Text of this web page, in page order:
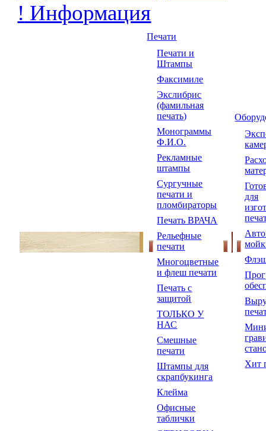
! Информация
Печати
Печати и
Штампы
Факсимиле
Экслибрис
(фамильная
печать)
Монограммы
Ф.И.О.
Рекламные
штампы
Сургучные
печати и
пломбираторы
Печать ВРАЧА
Рельефные
печати
Многоцветные
и флеш печати
Печать с
защитой
ТОЛЬКО У
НАС
Смешные
печати
Штампы для
скрапбукинга
Клейма
Офисные
таблички
для
Хит